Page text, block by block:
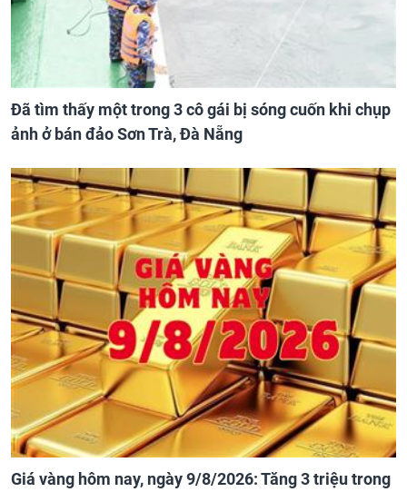
Đã tìm thấy một trong 3 cô gái bị sóng cuốn khi chụp
ảnh ở bán đảo Sơn Trà, Đà Nẵng
Giá vàng hôm nay, ngày 9/8/2026: Tăng 3 triệu trong